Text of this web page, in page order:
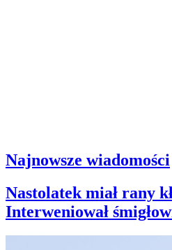
Najnowsze wiadomości
Nastolatek miał rany
Interweniował